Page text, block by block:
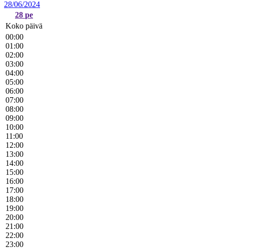
28/06/2024
28 pe
Koko päivä
00:00
01:00
02:00
03:00
04:00
05:00
06:00
07:00
08:00
09:00
10:00
11:00
12:00
13:00
14:00
15:00
16:00
17:00
18:00
19:00
20:00
21:00
22:00
23:00